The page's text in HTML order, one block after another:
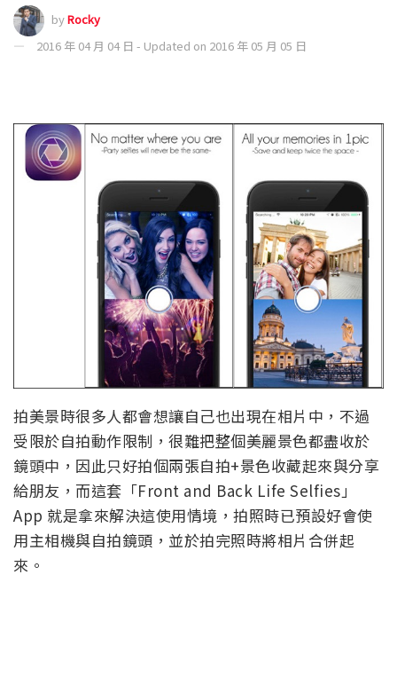
byRocky
2016 年 04 月 04 日 - Updated on 2016 年 05 月 05 日
拍美景時很多人都會想讓自己也出現在相片中，不過
受限於自拍動作限制，很難把整個美麗景色都盡收於
鏡頭中，因此只好拍個兩張自拍+景色收藏起來與分享
給朋友，而這套「Front and Back Life Selfies」
App 就是拿來解決這使用情境，拍照時已預設好會使
用主相機與自拍鏡頭，並於拍完照時將相片合併起
來。